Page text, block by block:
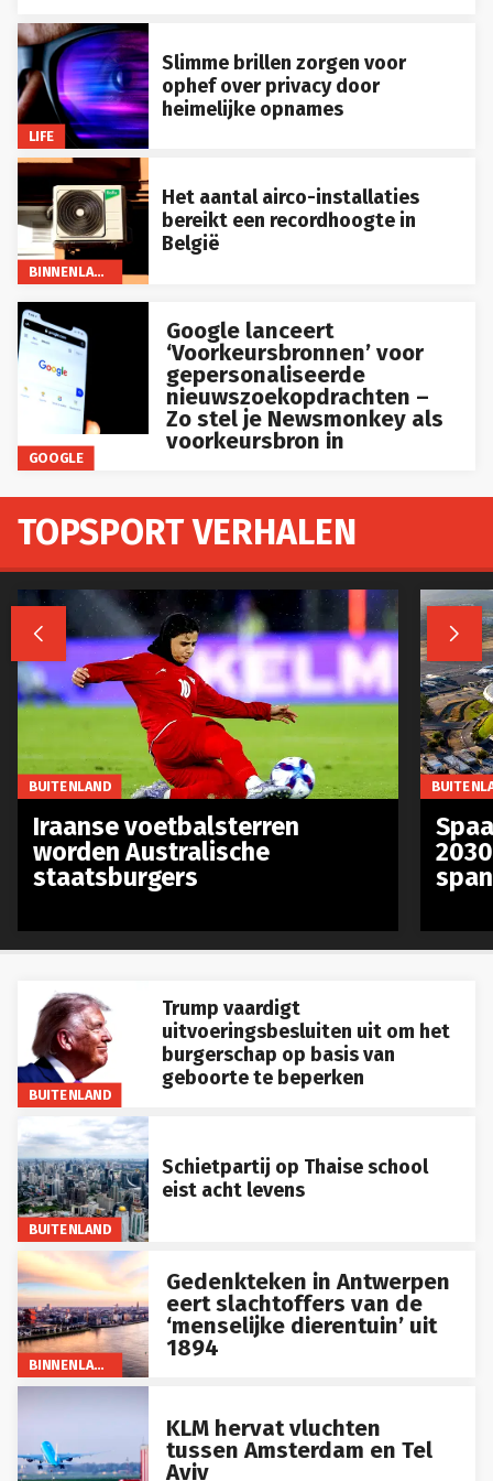
LIFE
Slimme brillen zorgen voor
ophef over privacy door
heimelijke opnames
BINNENLAND
Het aantal airco-installaties
bereikt een recordhoogte in
België
GOOGLE
Google lanceert
‘Voorkeursbronnen’ voor
gepersonaliseerde
nieuwszoekopdrachten –
Zo stel je Newsmonkey als
voorkeursbron in
BUITENLAND
Trump vaardigt
uitvoeringsbesluiten uit om het
burgerschap op basis van
geboorte te beperken
BUITENLAND
Schietpartij op Thaise school
eist acht levens
BINNENLAND
Gedenkteken in Antwerpen
eert slachtoffers van de
‘menselijke dierentuin’ uit
1894
KLM hervat vluchten
tussen Amsterdam en Tel
Aviv
TOPSPORT VERHALEN
 
BUITENLAND
Iraanse voetbalsterren
worden Australische
staatsburgers